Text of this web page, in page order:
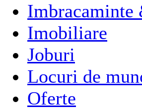
Imobiliare
Joburi
Locuri de
Oferte